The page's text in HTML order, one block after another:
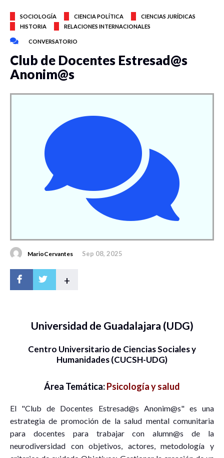
SOCIOLOGÍA CIENCIA POLÍTICA
CIENCIAS JURÍDICAS
HISTORIA
RELACIONES INTERNACIONALES
CONVERSATORIO
Club de Docentes Estresad@s
Anonim@s
MarioCervantes Sep 08, 2025
+
Universidad de Guadalajara (UDG)
Centro Universitario de Ciencias Sociales y
Humanidades (CUCSH-UDG)
Área Temática:Psicología y salud
El "Club de Docentes Estresad@s Anonim@s" es una
estrategia de promoción de la salud mental comunitaria
para docentes para trabajar con alumn@s de la
neurodiversidad con objetivos, actores, metodología y